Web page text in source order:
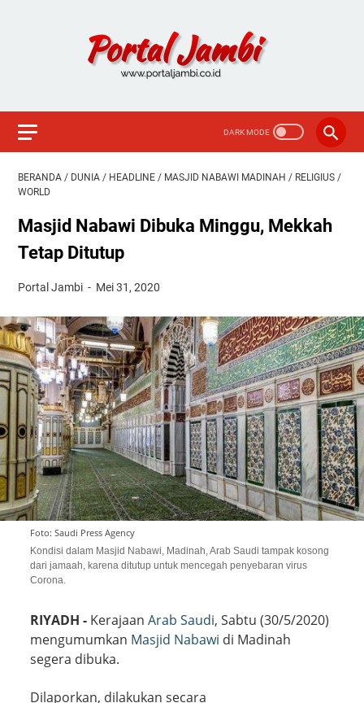
BERANDA / DUNIA / HEADLINE / MASJID NABAWI MADINAH / RELIGIUS /
WORLD
Masjid Nabawi Dibuka Minggu, Mekkah
Tetap Ditutup
Portal Jambi Mei 31, 2020
Foto: Saudi Press Agency
Kondisi dalam Masjid Nabawi, Madinah, Arab Saudi tampak kosong
dari jamaah, karena ditutup untuk mencegah penyebaran virus
Corona.
RIYADH - Kerajaan Arab Saudi, Sabtu (30/5/2020)
mengumumkan Masjid Nabawi di Madinah
segera dibuka.
Dilaporkan, dilakukan secara